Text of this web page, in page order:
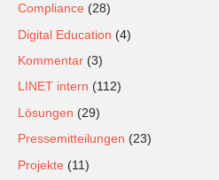
Compliance (28)
Digital Education (4)
Kommentar (3)
LINET intern (112)
Lösungen (29)
Pressemitteilungen (23)
Projekte (11)